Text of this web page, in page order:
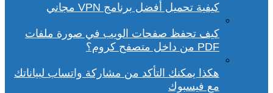
كيفية تحميل أفضل برنامج VPN مجاني
كيف تحفظ صفحات الويب في صورة ملفات
PDF من داخل متصفح كروم؟
هكذا يمكنك التأكد من مشاركة واتساب لبياناتك
مع فيسبوك